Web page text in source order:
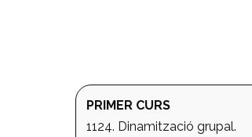
PRIMER CURS
1124. Dinamització grupal.